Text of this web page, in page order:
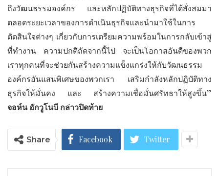
ถึงวัฒนธรรมองค์กร และหลักปฏิบัติทางธุรกิจที่ได้สั่งสมมา
ตลอดระยะเวลาของการดำเนินธุรกิจและนำมาใช้ในการ
ตัดสินใจต่างๆ เกี่ยวกับการเตรียมความพร้อมในการกลับเข้าสู่
ที่ทำงาน ความปกติถัดจากนี้ไป จะเป็นโอกาสอันดีของพวก
เราทุกคนที่จะช่วยกันสร้างความแข็งแกร่งให้กับวัฒนธรรม
องค์กรอันแสนพิเศษของพวกเรา เสริมกำลังหลักปฏิบัติทาง
ธุรกิจให้มั่นคง และ สร้างความเชื่อมั่นศรัทธาให้สูงขึ้น”
จอห์น อักวูโนบี กล่าวปิดท้าย
Share Facebook Twitter